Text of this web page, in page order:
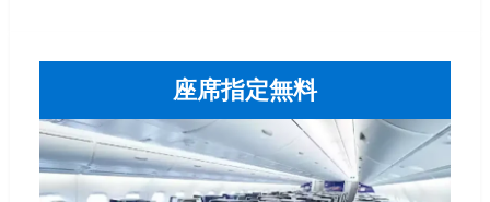
座席指定無料